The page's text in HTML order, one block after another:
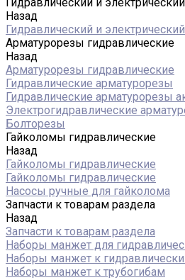
Назад
Гидравлический и
Арматурорезы гидравлические
Назад
Арматурорезы гидравлические
Гидравлические арматурорезы
Гидравлические арматурорезы
Электрогидравлические
Болторезы
Гайколомы гидравлические
Назад
Гайколомы гидравлические
Гайколомы гидравлические
Насосы ручные для гайколома
Запчасти к товарам раздела
Назад
Запчасти к товарам раздела
Наборы манжет для
Наборы манжет к
Наборы манжет к трубогибам